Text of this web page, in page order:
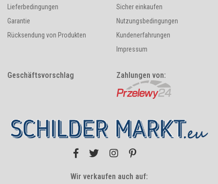
Lieferbedingungen
Garantie
Rücksendung von Produkten
Sicher einkaufen
Nutzungsbedingungen
Kundenerfahrungen
Impressum
Geschäftsvorschlag Zahlungen von:
Wir verkaufen auch auf: